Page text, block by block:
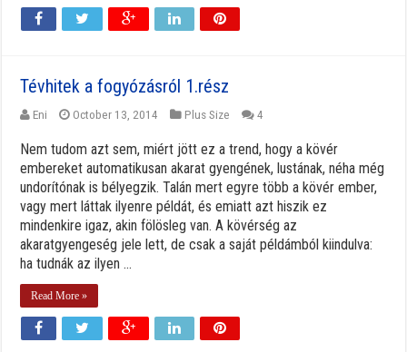
Tévhitek a fogyózásról 1.rész
Eni October 13, 2014 Plus Size 4
Nem tudom azt sem, miért jött ez a trend, hogy a kövér
embereket automatikusan akarat gyengének, lustának, néha még
undorítónak is bélyegzik. Talán mert egyre több a kövér ember,
vagy mert láttak ilyenre példát, és emiatt azt hiszik ez
mindenkire igaz, akin fölösleg van. A kövérség az
akaratgyengeség jele lett, de csak a saját példámból kiindulva:
ha tudnák az ilyen ...
Read More »